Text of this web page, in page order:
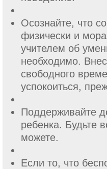
Осознайте, что
физически и
учителем об
необходимо.
свободного
успокоиться,
Поддерживайте
ребенка. Будьте
можете.
Если то, что